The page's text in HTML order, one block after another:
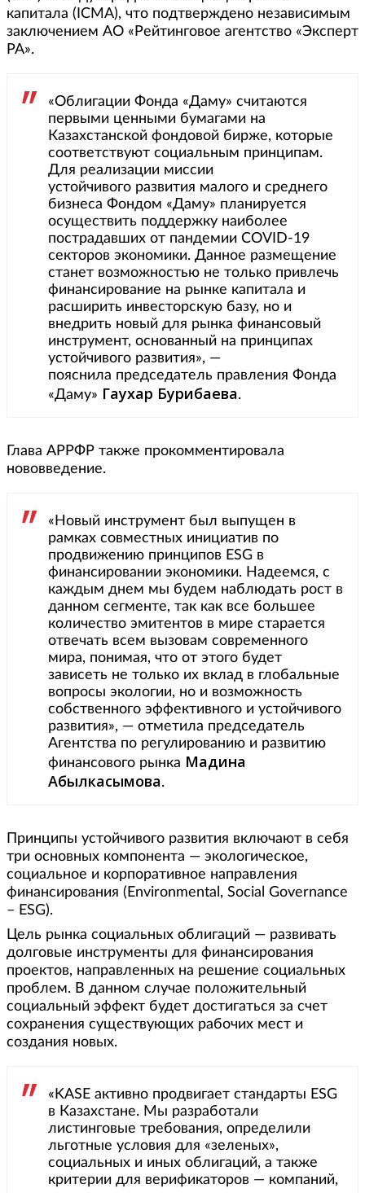
капитала (ICMA), что подтверждено независимым
заключением АО «Рейтинговое агентство «Эксперт
РА».
«Облигации Фонда «Даму» считаются
первыми ценными бумагами на
Казахстанской фондовой бирже, которые
соответствуют социальным принципам.
Для реализации миссии
устойчивого развития малого и среднего
бизнеса Фондом «Даму» планируется
осуществить поддержку наиболее
пострадавших от пандемии COVID-19
секторов экономики. Данное размещение
станет возможностью не только привлечь
финансирование на рынке капитала и
расширить инвесторскую базу, но и
внедрить новый для рынка финансовый
инструмент, основанный на принципах
устойчивого развития», —
пояснила председатель правления Фонда
«Даму» Гаухар Бурибаева.
Глава АРРФР также прокомментировала
нововведение.
«Новый инструмент был выпущен в
рамках совместных инициатив по
продвижению принципов ESG в
финансировании экономики. Надеемся, с
каждым днем мы будем наблюдать рост в
данном сегменте, так как все большее
количество эмитентов в мире старается
отвечать всем вызовам современного
мира, понимая, что от этого будет
зависеть не только их вклад в глобальные
вопросы экологии, но и возможность
собственного эффективного и устойчивого
развития», — отметила председатель
Агентства по регулированию и развитию
финансового рынка Мадина
Абылкасымова.
Принципы устойчивого развития включают в себя
три основных компонента — экологическое,
социальное и корпоративное направления
финансирования (Environmental, Social Governance
– ESG).
Цель рынка социальных облигаций — развивать
долговые инструменты для финансирования
проектов, направленных на решение социальных
проблем. В данном случае положительный
социальный эффект будет достигаться за счет
сохранения существующих рабочих мест и
создания новых.
«KASE активно продвигает стандарты ESG
в Казахстане. Мы разработали
листинговые требования, определили
льготные условия для «зеленых»,
социальных и иных облигаций, а также
критерии для верификаторов — компаний,